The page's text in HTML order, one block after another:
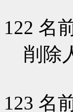
122 名
削除
123 名